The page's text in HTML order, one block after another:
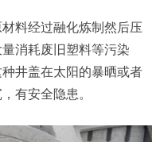
料经过融化炼制然后压
消耗废旧塑料等污染
井盖在太阳的暴晒或者
有安全隐患。